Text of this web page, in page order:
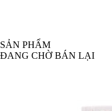
SẢN PHẨM
ĐANG CHỜ BÁN LẠI